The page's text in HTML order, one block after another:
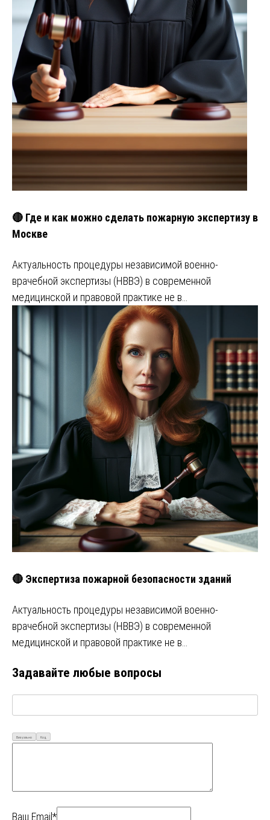
🔴 Где и как можно сделать пожарную экспертизу в
Москве
Актуальность процедуры независимой военно-
врачебной экспертизы (НВВЭ) в современной
медицинской и правовой практике не в…
🔴 Экспертиза пожарной безопасности зданий
Актуальность процедуры независимой военно-
врачебной экспертизы (НВВЭ) в современной
медицинской и правовой практике не в…
Задавайте любые вопросы
Визуально Код
Ваш Email*